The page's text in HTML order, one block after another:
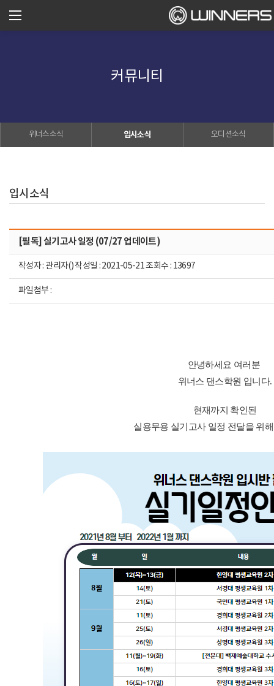
커뮤니티
위너스소식 입시소식 오디션소식
입시소식
[필독] 실기고사 일정 (07/27 업데이트)
작성자 : 관리자() 작성일 : 2021-05-21 조회수 : 13697
파일첨부 :
안녕하세요 여러분
위너스 댄스학원 입니다.
현재까지 확인된
실용무용 실기고사 일정 전달을 위